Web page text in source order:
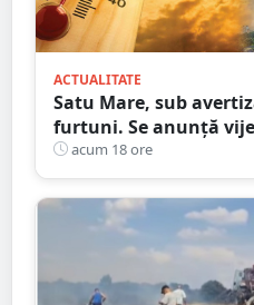
ACTUALITATE
Satu Mare, sub
furtuni. Se anunță
ridicate. Avertizarea
acum 18 ore